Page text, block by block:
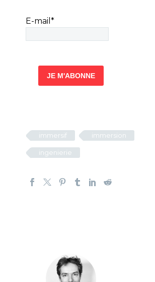
E-mail *
immersif immersion
ingenierie